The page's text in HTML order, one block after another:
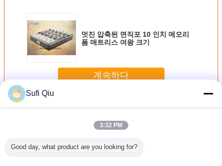
멋진 압축된 면직포 10 인치 메모리
폼 매트리스 여왕 크기
계속하다
더 많은 것
Sufi Qiu
3:32 PM
Good day, what product are you looking for?